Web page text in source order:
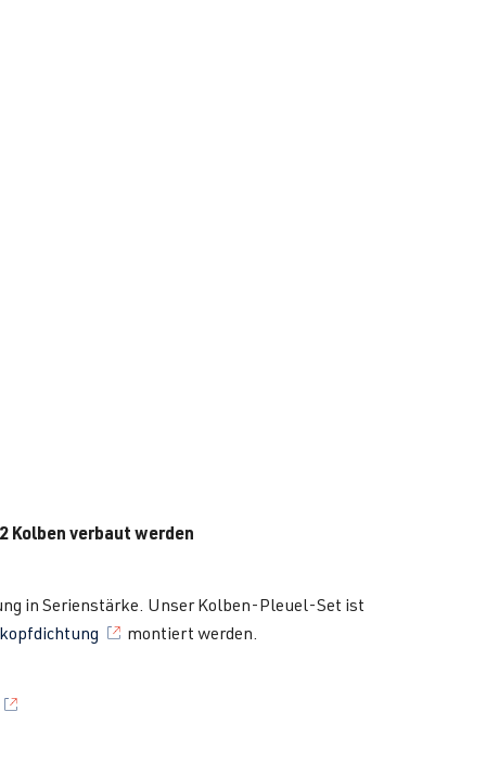
Kolben verbaut werden
in Serienstärke. Unser Kolben-Pleuel-Set ist
montiert werden.